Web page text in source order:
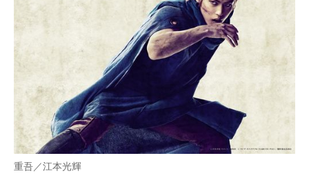
重吾／江本光輝